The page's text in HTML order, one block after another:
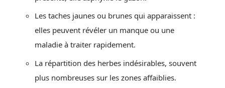
Les taches jaunes ou brunes qui apparaissent :
elles peuvent révéler un manque ou une
maladie à traiter rapidement.
La répartition des herbes indésirables, souvent
plus nombreuses sur les zones affaiblies.